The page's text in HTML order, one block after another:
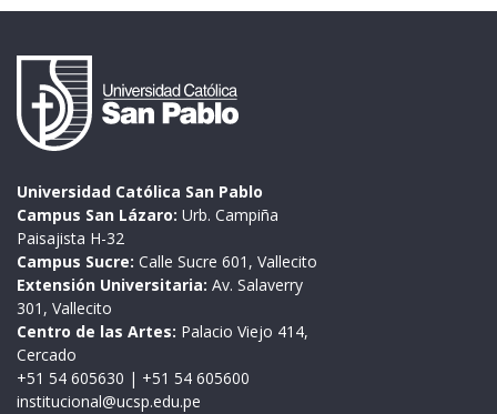
Universidad Católica San Pablo
Campus San Lázaro: Urb. Campiña
Paisajista H-32
Campus Sucre: Calle Sucre 601, Vallecito
Extensión Universitaria: Av. Salaverry
301, Vallecito
Centro de las Artes: Palacio Viejo 414,
Cercado
+51 54 605630 | +51 54 605600
institucional@ucsp.edu.pe